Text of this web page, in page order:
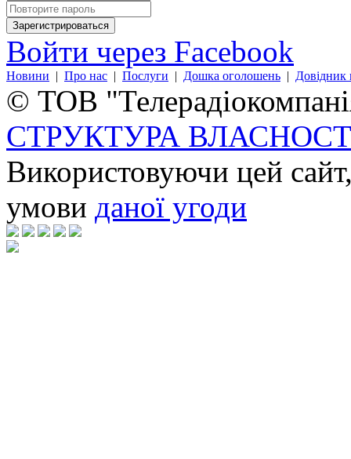
Войти через Facebook
Новини | Про нас | Послуги | Дошка оголошень | Довідник
© ТОВ
СТРУКТУРА
Використовуючи цей
умови даної угоди